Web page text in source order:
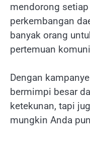
mendorong
perkembangan
banyak orang
pertemuan
Dengan
bermimpi besar
ketekunan, tapi
mungkin Anda